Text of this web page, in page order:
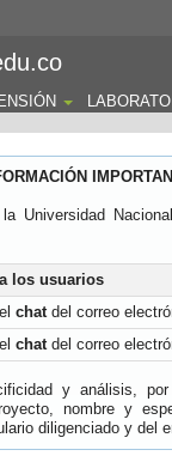
Universidad
los usuarios
chatdel correo
chatdel correo
y análisis,
nombre y
diligenciado y del